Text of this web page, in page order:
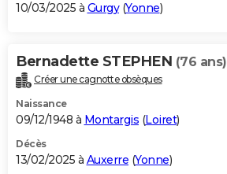
S'inscrire
Se connecter
Lycées
Collèges
Primaires
Universités
Entreprises
Service militaire
Avis de recherche
AVIS DE DÉCÈS
Bricolage
Lifestyle
Culture
Sport
Auto
Television
Voyage
Cinema
10/03/2025 à Gurgy(Yonne)
Bernadette STEPHEN (76 ans)
Créer une cagnotte obsèques
Naissance
09/12/1948 à Montargis (Loiret)
Décès
13/02/2025 à Auxerre (Yonne)